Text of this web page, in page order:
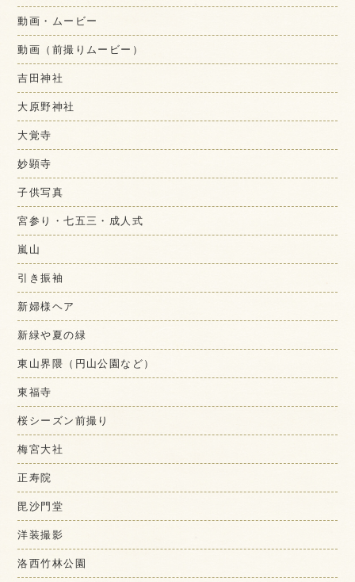
動画・ムービー
動画（前撮りムービー）
吉田神社
大原野神社
大覚寺
妙顕寺
子供写真
宮参り・七五三・成人式
嵐山
引き振袖
新婦様ヘア
新緑や夏の緑
東山界隈（円山公園など）
東福寺
桜シーズン前撮り
梅宮大社
正寿院
毘沙門堂
洋装撮影
洛西竹林公園